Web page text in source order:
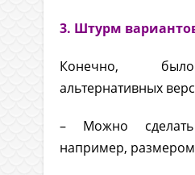
3. Штурм
Конечно,
альтернативных
– Можно
например, размером